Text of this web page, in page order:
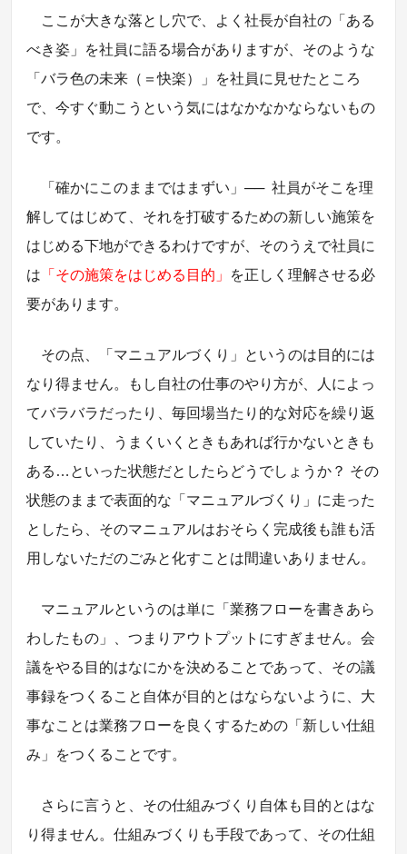
ここが大きな落とし穴で、よく社長が自社の「ある
べき姿」を社員に語る場合がありますが、そのような
「バラ色の未来（＝快楽）」を社員に見せたところ
で、今すぐ動こうという気にはなかなかならないもの
です。
「確かにこのままではまずい」── 社員がそこを理
解してはじめて、それを打破するための新しい施策を
はじめる下地ができるわけですが、そのうえで社員に
は 「その施策をはじめる目的」 を正しく理解させる必
要があります。
その点、「マニュアルづくり」というのは目的には
なり得ません。もし自社の仕事のやり方が、人によっ
てバラバラだったり、毎回場当たり的な対応を繰り返
していたり、うまくいくときもあれば行かないときも
ある…といった状態だとしたらどうでしょうか？ その
状態のままで表面的な「マニュアルづくり」に走った
としたら、そのマニュアルはおそらく完成後も誰も活
用しないただのごみと化すことは間違いありません。
マニュアルというのは単に「業務フローを書きあら
わしたもの」、つまりアウトプットにすぎません。会
議をやる目的はなにかを決めることであって、その議
事録をつくること自体が目的とはならないように、大
事なことは業務フローを良くするための「新しい仕組
み」をつくることです。
さらに言うと、その仕組みづくり自体も目的とはな
り得ません。仕組みづくりも手段であって、その仕組